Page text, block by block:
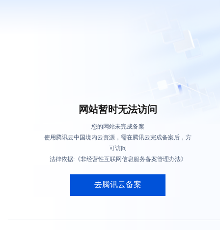
网站暂时无法访问
您的网站未完成备案
使用腾讯云中国境内云资源，需在腾讯云完成备案后，方
可访问
法律依据:《非经营性互联网信息服务备案管理办法》
去腾讯云备案